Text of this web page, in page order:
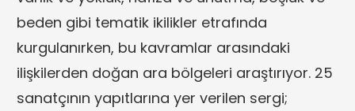
beden gibi tematik ikilikler etrafında
kurgulanırken, bu kavramlar arasındaki
ilişkilerden doğan ara bölgeleri araştırıyor. 25
sanatçının yapıtlarına yer verilen sergi;